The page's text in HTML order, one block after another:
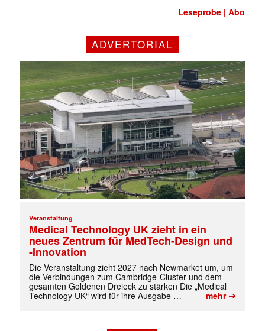
Leseprobe |Abo
ADVERTORIAL
Veranstaltung
Medical Technology UK zieht in ein
neues Zentrum für MedTech-Design und
-Innovation
Die Veranstaltung zieht 2027 nach Newmarket um, um
die Verbindungen zum Cambridge-Cluster und dem
gesamten Goldenen Dreieck zu stärken Die „Medical
Technology UK“ wird für ihre Ausgabe …
mehr➔